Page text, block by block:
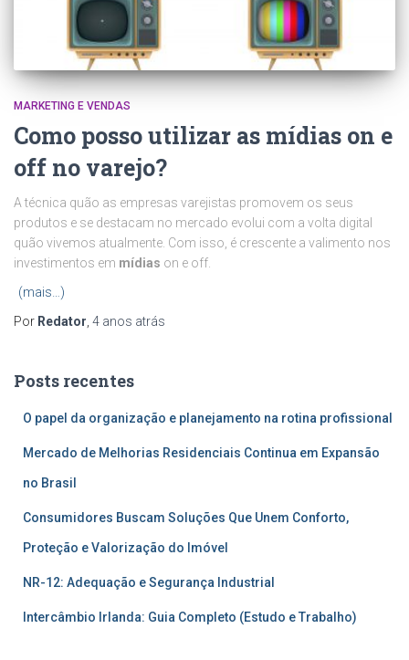
MARKETING E VENDAS
Como posso utilizar as mídias on e
off no varejo?
A técnica quão as empresas varejistas promovem os seus
produtos e se destacam no mercado evolui com a volta digital
quão vivemos atualmente. Com isso, é crescente a valimento nos
investimentos em mídias on e off.
(mais…)
Por Redator 4 anos atrás
Posts recentes
O papel da organização e planejamento na rotina profissional
Mercado de Melhorias Residenciais Continua em Expansão
no Brasil
Consumidores Buscam Soluções Que Unem Conforto,
Proteção e Valorização do Imóvel
NR-12: Adequação e Segurança Industrial
Intercâmbio Irlanda: Guia Completo (Estudo e Trabalho)